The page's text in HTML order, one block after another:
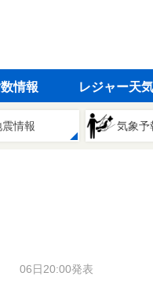
情報 レジャー天気
震情報 気象予
06日20:00発表